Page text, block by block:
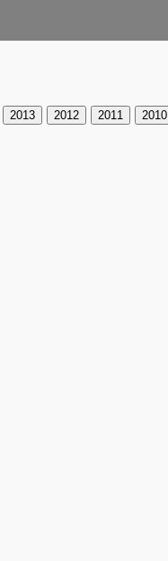
2013 2012 2011 2010